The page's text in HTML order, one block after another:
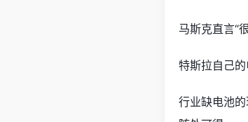
马斯克直言“
特斯拉自己
行业缺电池